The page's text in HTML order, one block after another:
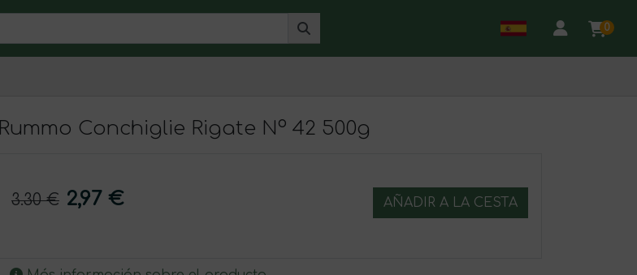
0
Rummo Conchiglie Rigate Nº 42 500g
3.30 € 2,97 € AÑADIR A LA CESTA